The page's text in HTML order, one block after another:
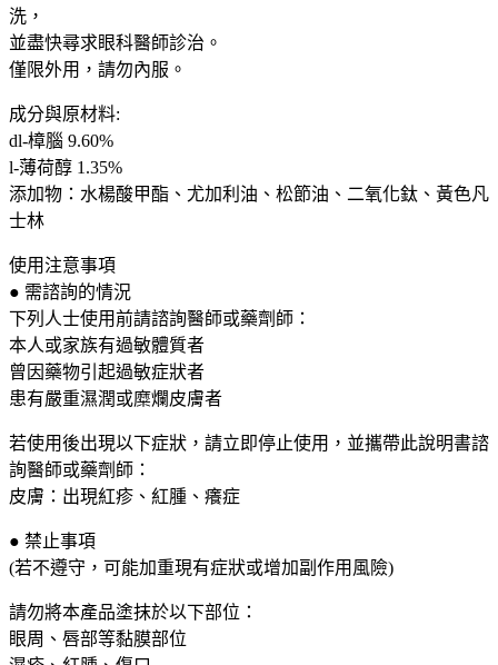
度
刀
傷
蚊
蟲
叮
咬
大
阪
實
體
藥
妝
直
送
數
量
洗，
並盡快尋求眼科醫師診治。
僅限外用，請勿內服。
成分與原材料:
dl-樟腦 9.60%
l-薄荷醇 1.35%
添加物：水楊酸甲酯、尤加利油、松節油、二氧化鈦、黃色凡
士林
使用注意事項
● 需諮詢的情況
下列人士使用前請諮詢醫師或藥劑師：
本人或家族有過敏體質者
曾因藥物引起過敏症狀者
患有嚴重濕潤或糜爛皮膚者
若使用後出現以下症狀，請立即停止使用，並攜帶此說明書諮
詢醫師或藥劑師：
皮膚：出現紅疹、紅腫、癢症
● 禁止事項
(若不遵守，可能加重現有症狀或增加副作用風險)
請勿將本產品塗抹於以下部位：
眼周、唇部等黏膜部位